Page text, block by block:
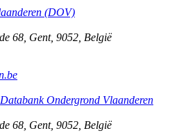
(DOV)
68 Gent, 9052 België
Ondergrond Vlaanderen
68 Gent, 9052 België